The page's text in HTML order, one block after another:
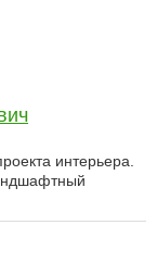
интерьера.